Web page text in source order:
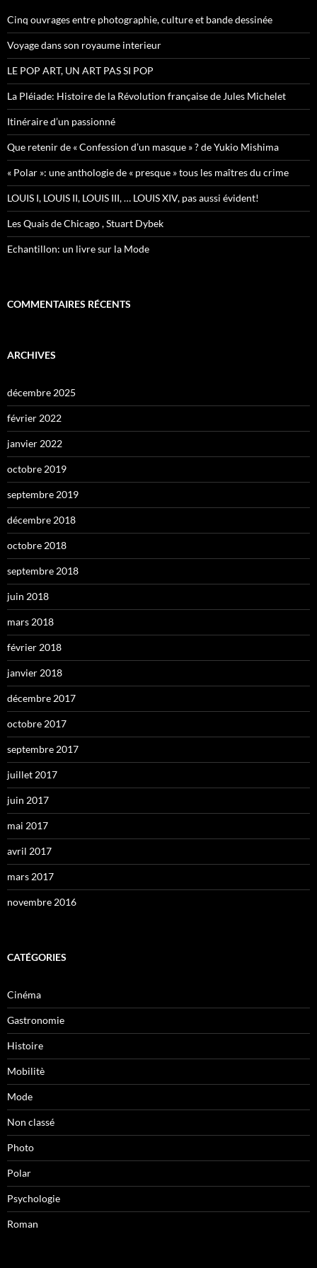
h
e
r
:
Cinq ouvrages entre photographie, culture et bande dessinée
Voyage dans son royaume interieur
LE POP ART, UN ART PAS SI POP
La Pléiade: Histoire de la Révolution française de Jules Michelet
Itinéraire d’un passionné
Que retenir de « Confession d’un masque » ? de Yukio Mishima
« Polar »: une anthologie de « presque » tous les maîtres du crime
LOUIS I, LOUIS II, LOUIS III, … LOUIS XIV, pas aussi évident!
Les Quais de Chicago , Stuart Dybek
Echantillon: un livre sur la Mode
COMMENTAIRES RÉCENTS
ARCHIVES
décembre 2025
février 2022
janvier 2022
octobre 2019
septembre 2019
décembre 2018
octobre 2018
septembre 2018
juin 2018
mars 2018
février 2018
janvier 2018
décembre 2017
octobre 2017
septembre 2017
juillet 2017
juin 2017
mai 2017
avril 2017
mars 2017
novembre 2016
CATÉGORIES
Cinéma
Gastronomie
Histoire
Mobilitè
Mode
Non classé
Photo
Polar
Psychologie
Roman